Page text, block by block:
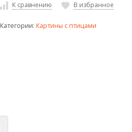
К сравнению В избранное
Категории: Картины с птицами